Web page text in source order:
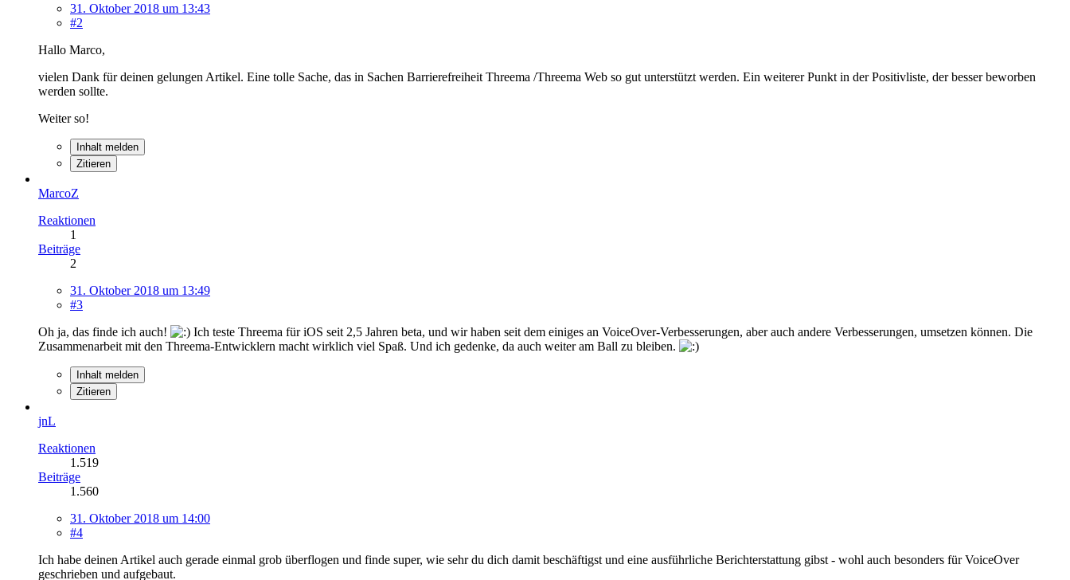
31. Oktober 2018 um 13:43
#2
Hallo Marco,
vielen Dank für deinen gelungen Artikel. Eine tolle Sache, das in Sachen Barrierefreiheit Threema /Threema Web so gut unterstützt werden. Ein weiterer Punkt in der Positivliste, der besser beworben
werden sollte.
Weiter so!
Inhalt melden
Zitieren
MarcoZ
Reaktionen
1
Beiträge
2
31. Oktober 2018 um 13:49
#3
Oh ja, das finde ich auch!
Ich teste Threema für iOS seit 2,5 Jahren beta, und wir haben seit dem einiges an VoiceOver-Verbesserungen, aber auch andere Verbesserungen, umsetzen können. Die
Zusammenarbeit mit den Threema-Entwicklern macht wirklich viel Spaß. Und ich gedenke, da auch weiter am Ball zu bleiben.
Inhalt melden
Zitieren
jnL
Reaktionen
1.519
Beiträge
1.560
31. Oktober 2018 um 14:00
#4
Ich habe deinen Artikel auch gerade einmal grob überflogen und finde super, wie sehr du dich damit beschäftigst und eine ausführliche Berichterstattung gibst - wohl auch besonders für VoiceOver
geschrieben und aufgebaut.